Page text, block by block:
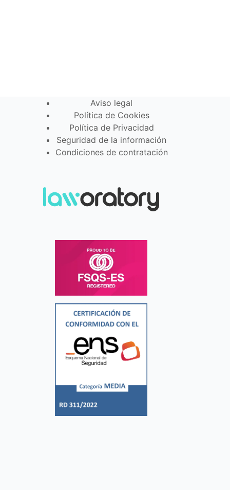
Aviso legal
Política de Cookies
Política de Privacidad
Seguridad de la información
Condiciones de contratación